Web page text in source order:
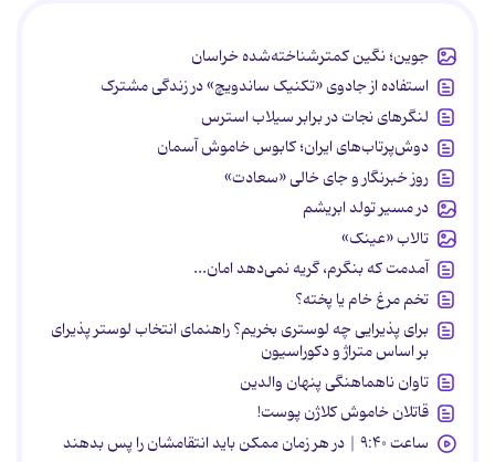
جوین؛ نگین کمترشناخته‌شده خراسان
استفاده از جادوی «تکنیک ساندویچ» در زندگی مشترک
لنگرهای نجات در برابر سیلاب استرس
دوش‌پرتاب‌های ایران؛ کابوس خاموش آسمان
روز خبرنگار و جای خالی «سعادت»
در مسیر تولد ابریشم
تالاب «عینک»
آمدمت که بنگرم، گریه نمی‌دهد امان...
تخم مرغ خام یا پخته؟
برای پذیرایی چه لوستری بخریم؟ راهنمای انتخاب لوستر پذیرای
بر اساس متراژ و دکوراسیون
تاوان ناهماهنگی پنهان والدین
قاتلان خاموش کلاژن پوست!
ساعت ۹:۴۰ | در هر زمان ممکن باید انتقامشان را پس بدهند